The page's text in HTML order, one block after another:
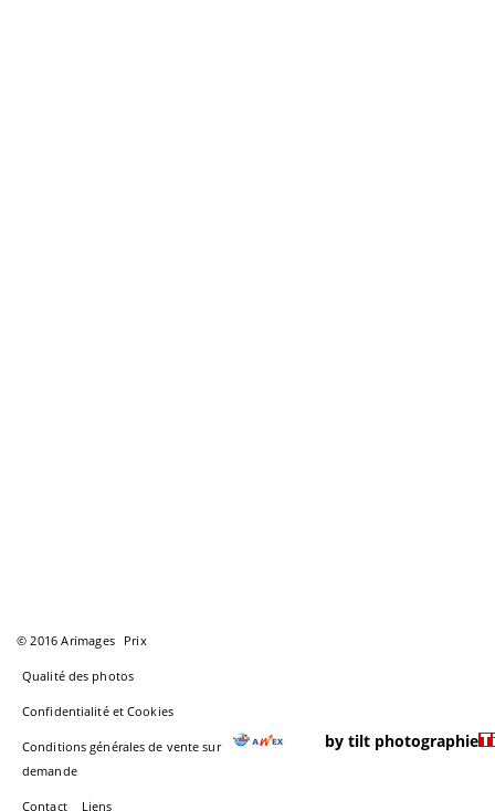
© 2016 Arimages Prix
Qualité des photos
Confidentialité et Cookies
Conditions générales de vente sur
demande
Contact Liens
by tilt photographie